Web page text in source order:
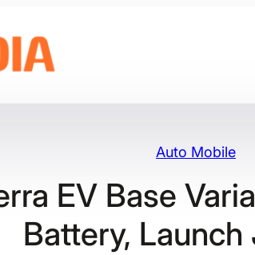
Auto Mobile
EV Base
Battery,